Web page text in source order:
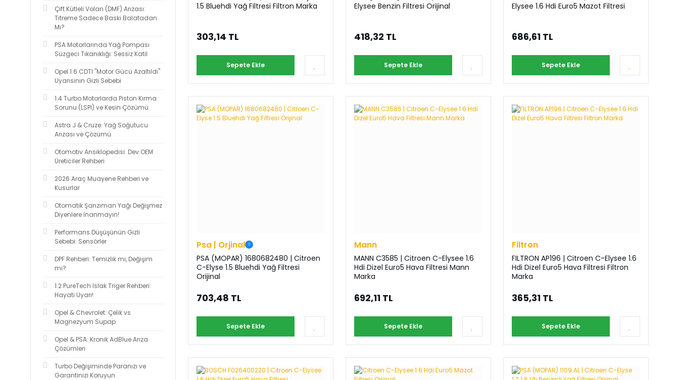
Çift Kütleli Volan (DMF) Arızası:
Titreme Sadece Baskı Balatadan
Mı?
PSA Motorlarında Yağ Pompası
Süzgeci Tıkanıklığı: Sessiz Katil
Opel 1.6 CDTI "Motor Gücü Azaltıldı"
Uyarısının Gizli Sebebi
1.4 Turbo Motorlarda Piston Kırma
Sorunu (LSPI) ve Kesin Çözümü
Astra J & Cruze: Yağ Soğutucu
Arızası ve Çözümü
Otomotiv Ansiklopedisi: Dev OEM
Üreticiler Rehberi
2026 Araç Muayene Rehberi ve
Kusurlar
Otomatik Şanzıman Yağı Değişmez
Diyenlere İnanmayın!
Performans Düşüşünün Gizli
Sebebi: Sensörler
DPF Rehberi: Temizlik mi, Değişim
mi?
1.2 PureTech Islak Triger Rehberi:
Hayati Uyarı!
Opel & Chevrolet: Çelik vs
Magnezyum Supap
Opel & PSA: Kronik AdBlue Arıza
Çözümleri
Turbo Değişiminde Paranızı ve
Garantinizi Koruyun
1.5 Bluehdi Yağ Filtresi Filtron Marka
303,14 TL
Sepete Ekle
Elysee Benzin Filtresi Orijinal
418,32 TL
Sepete Ekle
Elysee 1.6 Hdi Euro5 Mazot Filtresi
686,61 TL
Sepete Ekle
Psa | Orjinal
PSA (MOPAR) 1680682480 | Citroen
C-Elyse 1.5 Bluehdi Yağ Filtresi
Orijinal
703,48 TL
Sepete Ekle
Mann
MANN C3585 | Citroen C-Elysee 1.6
Hdi Dizel Euro5 Hava Filtresi Mann
Marka
692,11 TL
Sepete Ekle
Filtron
FILTRON AP196 | Citroen C-Elysee 1.6
Hdi Dizel Euro5 Hava Filtresi Filtron
Marka
365,31 TL
Sepete Ekle